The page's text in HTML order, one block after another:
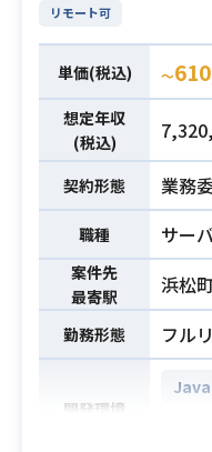
必須スキル
・
（3年
・
・上
等）
上）
・
ル（
x等）
・
進し
※詳
す。
必須スキル
・PL
推進
・サ
の実
・イ
・社
リモート可
単価(税込) 〜
想定年収
(税込)
契約形態 業務
職種 サー
案件先
最寄駅
浜松
勤務形態 フル
開発環境
Java